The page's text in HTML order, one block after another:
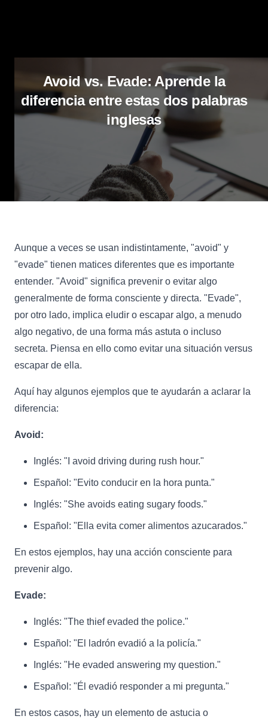
Avoid vs. Evade: Aprende la
diferencia entre estas dos palabras
inglesas
Aunque a veces se usan indistintamente, "avoid" y
"evade" tienen matices diferentes que es importante
entender. "Avoid" significa prevenir o evitar algo
generalmente de forma consciente y directa. "Evade",
por otro lado, implica eludir o escapar algo, a menudo
algo negativo, de una forma más astuta o incluso
secreta. Piensa en ello como evitar una situación versus
escapar de ella.
Aquí hay algunos ejemplos que te ayudarán a aclarar la
diferencia:
Avoid:
Inglés: "I avoid driving during rush hour."
Español: "Evito conducir en la hora punta."
Inglés: "She avoids eating sugary foods."
Español: "Ella evita comer alimentos azucarados."
En estos ejemplos, hay una acción consciente para
prevenir algo.
Evade:
Inglés: "The thief evaded the police."
Español: "El ladrón evadió a la policía."
Inglés: "He evaded answering my question."
Español: "Él evadió responder a mi pregunta."
En estos casos, hay un elemento de astucia o